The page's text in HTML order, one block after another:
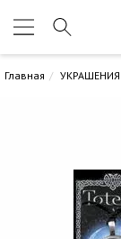
Главная УКРАШЕНИЯ